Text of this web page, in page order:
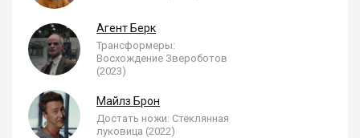
Агент Берк
Трансформеры:
Восхождение Звероботов
(2023)
Майлз Брон
Достать ножи: Стеклянная
луковица (2022)